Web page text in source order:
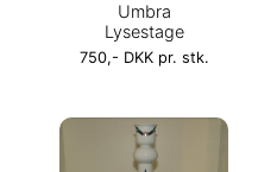
Umbra
Lysestage
750,- DKK pr. stk.